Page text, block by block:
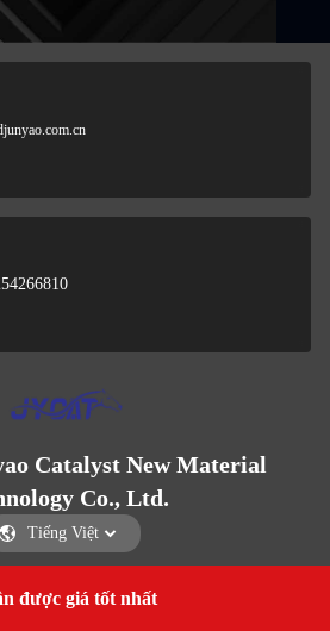
được giá tốt nhất
Catalyst New Material
Co., Ltd.
New Material Technology Co., Ltd.
Get a Quote